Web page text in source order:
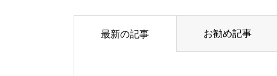
最新の記事 お勧め記事